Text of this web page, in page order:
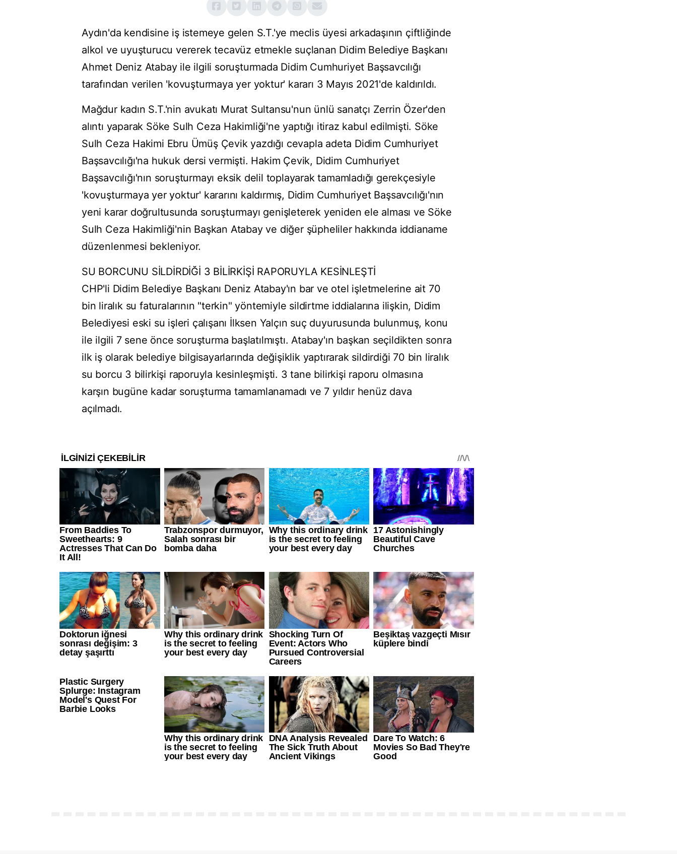
Aydın'da kendisine iş istemeye gelen S.T.'ye meclis üyesi arkadaşının çiftliğinde
alkol ve uyuşturucu vererek tecavüz etmekle suçlanan Didim Belediye Başkanı
Ahmet Deniz Atabay ile ilgili soruşturmada Didim Cumhuriyet Başsavcılığı
tarafından verilen 'kovuşturmaya yer yoktur' kararı 3 Mayıs 2021'de kaldırıldı.
Mağdur kadın S.T.'nin avukatı Murat Sultansu'nun ünlü sanatçı Zerrin Özer'den
alıntı yaparak Söke Sulh Ceza Hakimliği'ne yaptığı itiraz kabul edilmişti. Söke
Sulh Ceza Hakimi Ebru Ümüş Çevik yazdığı cevapla adeta Didim Cumhuriyet
Başsavcılığı'na hukuk dersi vermişti. Hakim Çevik, Didim Cumhuriyet
Başsavcılığı'nın soruşturmayı eksik delil toplayarak tamamladığı gerekçesiyle
'kovuşturmaya yer yoktur' kararını kaldırmış, Didim Cumhuriyet Başsavcılığı'nın
yeni karar doğrultusunda soruşturmayı genişleterek yeniden ele alması ve Söke
Sulh Ceza Hakimliği'nin Başkan Atabay ve diğer şüpheliler hakkında iddianame
düzenlenmesi bekleniyor.
SU BORCUNU SİLDİRDİĞİ 3 BİLİRKİŞİ RAPORUYLA KESİNLEŞTİ
CHP'li Didim Belediye Başkanı Deniz Atabay'ın bar ve otel işletmelerine ait 70
bin liralık su faturalarının "terkin" yöntemiyle sildirtme iddialarına ilişkin, Didim
Belediyesi eski su işleri çalışanı İlksen Yalçın suç duyurusunda bulunmuş, konu
ile ilgili 7 sene önce soruşturma başlatılmıştı. Atabay'ın başkan seçildikten sonra
ilk iş olarak belediye bilgisayarlarında değişiklik yaptırarak sildirdiği 70 bin liralık
su borcu 3 bilirkişi raporuyla kesinleşmişti. 3 tane bilirkişi raporu olmasına
karşın bugüne kadar soruşturma tamamlanamadı ve 7 yıldır henüz dava
açılmadı.